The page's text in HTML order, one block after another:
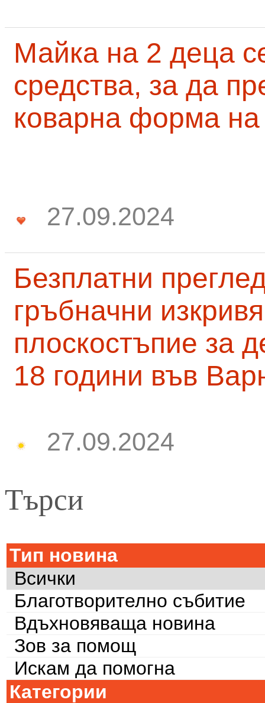
Майка на 2 деца
средства, за да
коварна форма на
27.09.2024
Безплатни
гръбначни
плоскостъпие за
18 години във
27.09.2024
Търси
Тип новина
Всички
Благотворително събитие
Вдъхновяваща новина
Зов за помощ
Искам да помогна
Категории